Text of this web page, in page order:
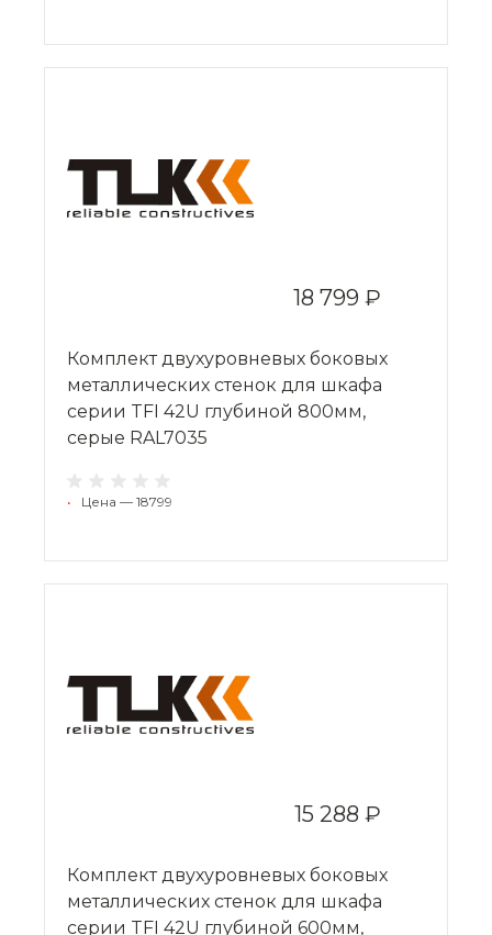
18 799 ₽
Комплект двухуровневых боковых
металлических стенок для шкафа
серии TFI 42U глубиной 800мм,
серые RAL7035
• Цена — 18799
15 288 ₽
Комплект двухуровневых боковых
металлических стенок для шкафа
серии TFI 42U глубиной 600мм,